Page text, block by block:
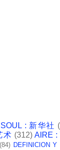
: 新华社
术 (312) AIRE :
(84) DEFINICION